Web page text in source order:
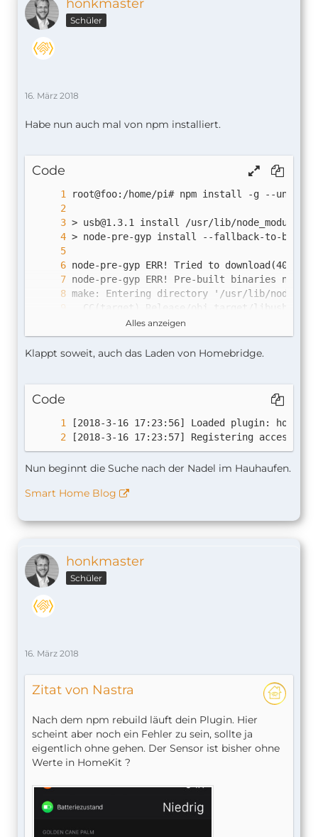
honkmaster
Schüler
16. März 2018
Habe nun auch mal von npm installiert.
Code
> usb@1.3.1
node-pre-gyp ERR! Pre-built binaries not
Alles anzeigen
Klappt soweit, auch das Laden von Homebridge.
Code
[2018-3-16 17:23:57] Registering
Nun beginnt die Suche nach der Nadel im Hauhaufen.
Smart Home Blog
honkmaster
Schüler
16. März 2018
Zitat von Nastra
Nach dem npm rebuild läuft dein Plugin. Hier
scheint aber noch ein Fehler zu sein, sollte ja
eigentlich ohne gehen. Der Sensor ist bisher ohne
Werte in HomeKit ?